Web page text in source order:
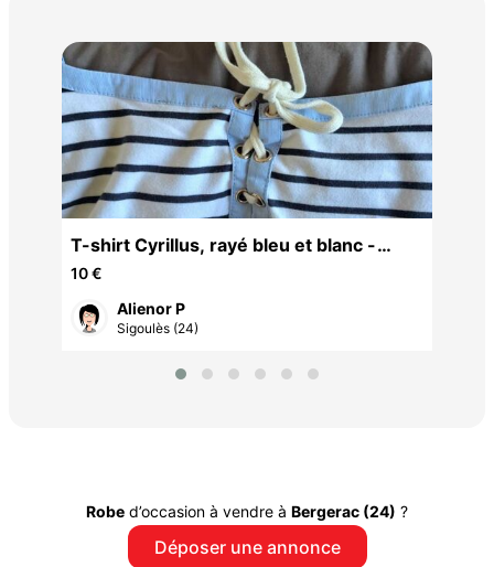
T-shirt Cyrillus, rayé bleu et blanc -
Taille L
10 €
Alienor P
Sigoulès (24)
Robe d’occasion à vendre à Bergerac (24) ?
Déposer une annonce